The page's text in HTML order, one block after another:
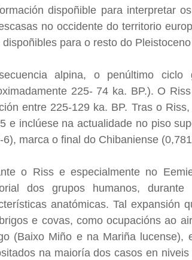
dispoñible para interpretar
no occidente do territorio
dispoñibles para o resto do
alpina, o penúltimo ciclo
225- 74 ka. BP.). O
entre 225-129 ka. BP. Tras o
e inclúese na actualidade no piso
6), marca o final do Chibaniense
o Riss e especialmente no
dos grupos humanos,
anatómicas. Tal expansión
e covas, como ocupacións ao
(Baixo Miño e na Mariña lucense),
na maioría dos casos en